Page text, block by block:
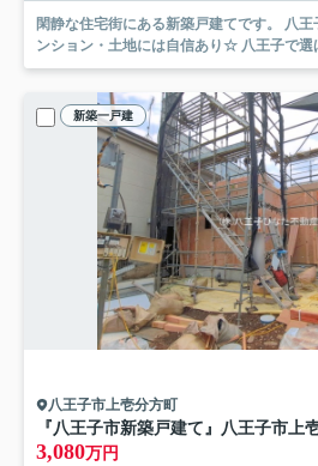
閑静な住宅街にある新築戸建てです。 八王子の新築戸建・中古戸建 マ
ンション・土地には自信
新築一戸建
八王子市上壱分方町
3,080万円